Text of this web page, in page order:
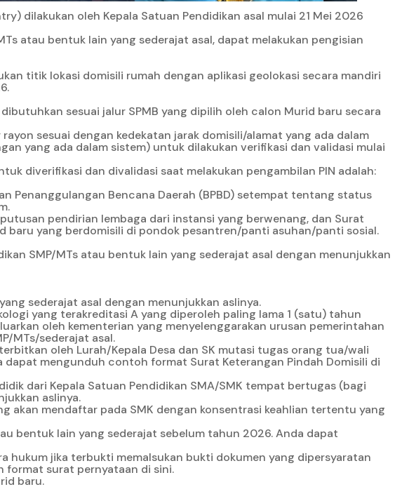
dilakukan oleh Kepala Satuan Pendidikan asal mulai 21 Mei 2026
atau bentuk lain yang sederajat asal, dapat melakukan pengisian
titik lokasi domisili rumah dengan aplikasi geolokasi secara mandiri
sesuai jalur SPMB yang dipilih oleh calon Murid baru secara
sesuai dengan kedekatan jarak domisili/alamat yang ada dalam
yang ada dalam sistem) untuk dilakukan verifikasi dan validasi mulai
diverifikasi dan divalidasi saat melakukan pengambilan PIN adalah:
Penanggulangan Bencana Daerah (BPBD) setempat tentang status
pendirian lembaga dari instansi yang berwenang, dan Surat
baru yang berdomisili di pondok pesantren/panti asuhan/panti sosial.
SMP/MTs atau bentuk lain yang sederajat asal dengan menunjukkan
sederajat asal dengan menunjukkan aslinya.
yang terakreditasi A yang diperoleh paling lama 1 (satu) tahun
oleh kementerian yang menyelenggarakan urusan pemerintahan
MTs/sederajat asal.
oleh Lurah/Kepala Desa dan SK mutasi tugas orang tua/wali
mengunduh contoh format Surat Keterangan Pindah Domisili di
dari Kepala Satuan Pendidikan SMA/SMK tempat bertugas (bagi
aslinya.
akan mendaftar pada SMK dengan konsentrasi keahlian tertentu yang
bentuk lain yang sederajat sebelum tahun 2026. Anda dapat
hukum jika terbukti memalsukan bukti dokumen yang dipersyaratan
format surat pernyataan di sini.
baru.